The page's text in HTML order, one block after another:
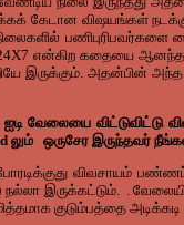
கேடான விஷயங்கள்
என்கிற கதையை
இருக்கும்.
வேலையை
ஒருசேர இருந்தவர்
போரடிக்குது
இருக்கட்டும். .
குடும்பத்தை